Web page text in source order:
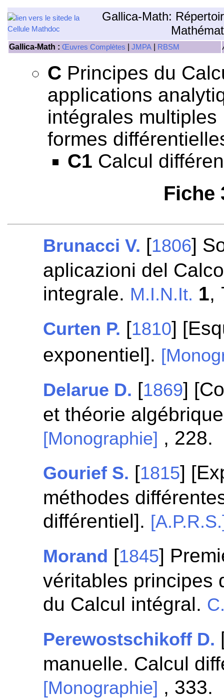
Gallica-Math:
Gallica-Math : Œuvres Complètes JMPA RBSM
C Principes du
applications
intégrales
formes
C1 Calcul
Fiche
Brunacci V. [1806]
aplicazioni del
integrale. M.I.N.It. 1,
Curten P. [1810]
exponentiel].
Delarue D. [1869]
et théorie
[Monographie] , 228.
Gourief S. [1815]
méthodes
différentiel].
Morand [1845]
véritables principes
du Calcul intégral.
Perewostschikoff D.
manuelle. Calcul
[Monographie] , 333.